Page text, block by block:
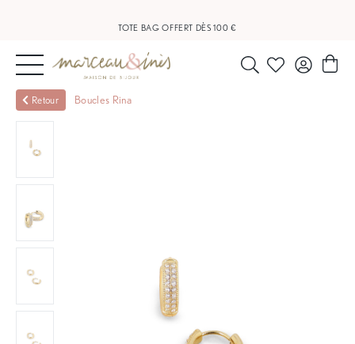
TOTE BAG OFFERT DÈS 100 €
NOUVEAUTÉS
OUTLET
BLOG
NOS
Retour Boucles Rina